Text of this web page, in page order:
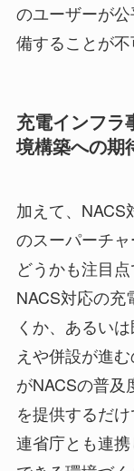
のユーザーが
備することが不
充電インフラ
境構築への期
加えて、NACS
のスーパーチ
どうかも注目
NACS対応の充
くか、あるい
えや併設が進
がNACSの普及
を提供するだ
連省庁とも連